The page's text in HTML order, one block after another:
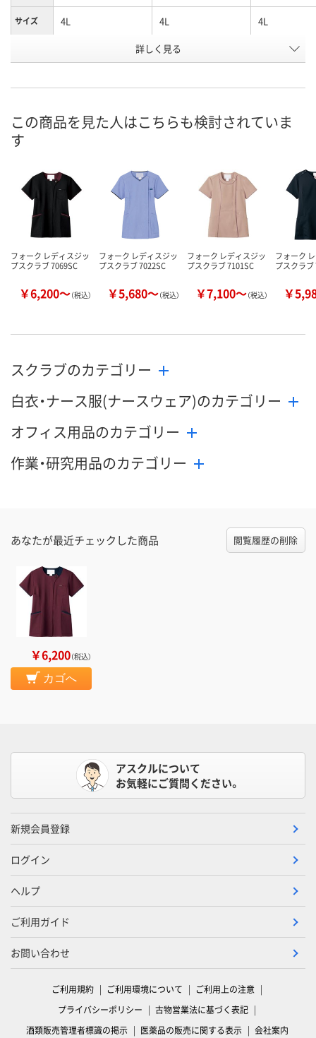
サイズ 4L 4L 4L
エクルベージュ×ブ
ラウン
ココア×ダークネイ
ビー
バーガンデ
ークネイビー
お申込番
在庫 直送品 直送品 直送品
数量
カゴへ
数量
カゴへ カ
詳しく見る
この商品を見た人はこちらも検討されていま
す
フォーク レディスジッ
プスクラブ 7069SC
￥6,200～（税込）
フォーク レディスジッ
プスクラブ 7022SC
￥5,680～（税込）
フォーク レディスジッ
プスクラブ 7101SC
￥7,100～（税込）
フォーク
プスクラブ
￥
スクラブのカテゴリー
白衣・ナース服(ナースウェア)のカテゴリー
オフィス用品のカテゴリー
作業・研究用品のカテゴリー
あなたが最近チェックした商品 閲覧履歴の削除
￥6,200（税込）
カゴへ
アスクルについて
お気軽にご質問ください。
新規会員登録
ログイン
ヘルプ
ご利用ガイド
お問い合わせ
ご利用規約 ご利用環境について
ご利用上の注意
プライバシーポリシー
古物営業法に基づく表記
酒類販売管理者標識の掲示
医薬品の販売に関する表示 会社案内